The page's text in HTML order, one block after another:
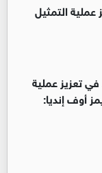
التمثيل
تعزيز عملية
أوف إنديا: